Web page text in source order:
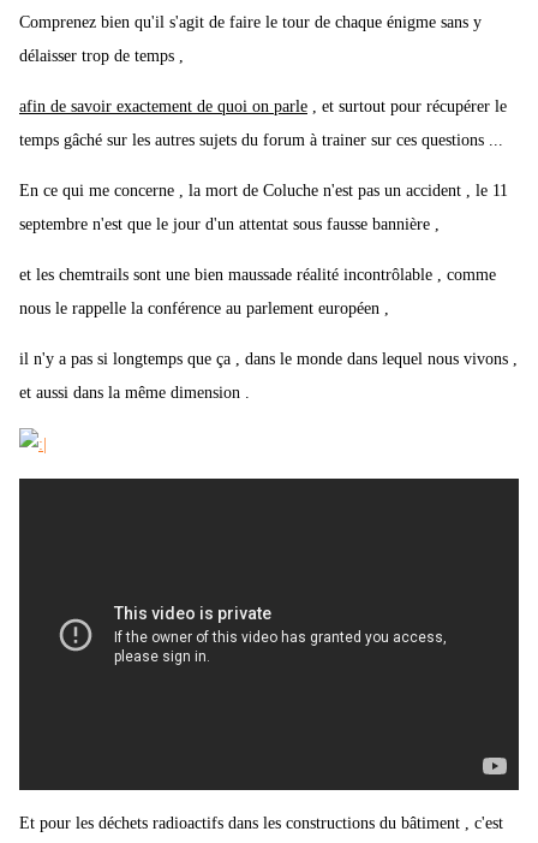
Comprenez bien qu'il s'agit de faire le tour de chaque énigme sans y
délaisser trop de temps ,
afin de savoir exactement de quoi on parle , et surtout pour récupérer le
temps gâché sur les autres sujets du forum à trainer sur ces questions ...
En ce qui me concerne , la mort de Coluche n'est pas un accident , le 11
septembre n'est que le jour d'un attentat sous fausse bannière ,
et les chemtrails sont une bien maussade réalité incontrôlable , comme
nous le rappelle la conférence au parlement européen ,
il n'y a pas si longtemps que ça , dans le monde dans lequel nous vivons ,
et aussi dans la même dimension .
Et pour les déchets radioactifs dans les constructions du bâtiment , c'est